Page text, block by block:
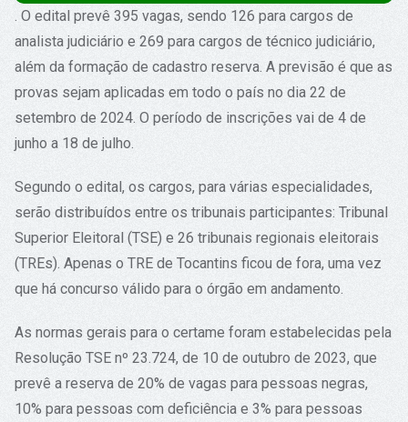
. O edital prevê 395 vagas, sendo 126 para cargos de
analista judiciário e 269 para cargos de técnico judiciário,
além da formação de cadastro reserva. A previsão é que as
provas sejam aplicadas em todo o país no dia 22 de
setembro de 2024. O período de inscrições vai de 4 de
junho a 18 de julho.
Segundo o edital, os cargos, para várias especialidades,
serão distribuídos entre os tribunais participantes: Tribunal
Superior Eleitoral (TSE) e 26 tribunais regionais eleitorais
(TREs). Apenas o TRE de Tocantins ficou de fora, uma vez
que há concurso válido para o órgão em andamento.
As normas gerais para o certame foram estabelecidas pela
Resolução TSE nº 23.724, de 10 de outubro de 2023, que
prevê a reserva de 20% de vagas para pessoas negras,
10% para pessoas com deficiência e 3% para pessoas